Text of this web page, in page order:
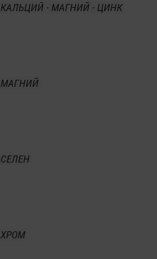
КАЛЬЦИЙ - МАГНИЙ - ЦИНК
МАГНИЙ
СЕЛЕН
ХРОМ